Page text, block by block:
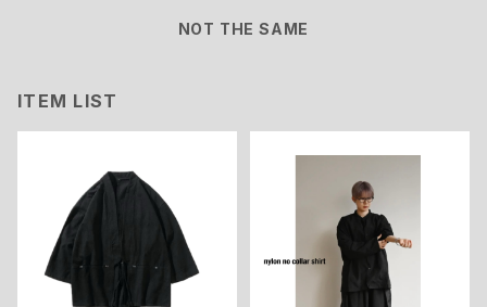
NOT THE SAME
ITEM LIST